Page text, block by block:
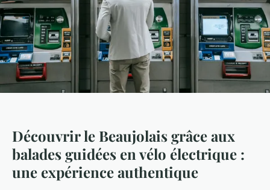
Découvrir le Beaujolais grâce aux
balades guidées en vélo électrique :
une expérience authentique